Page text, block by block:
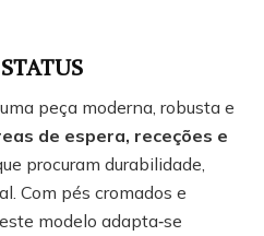
peça moderna, robusta e
de espera, receções e
procuram durabilidade,
Com pés cromados e
modelo adapta‑se